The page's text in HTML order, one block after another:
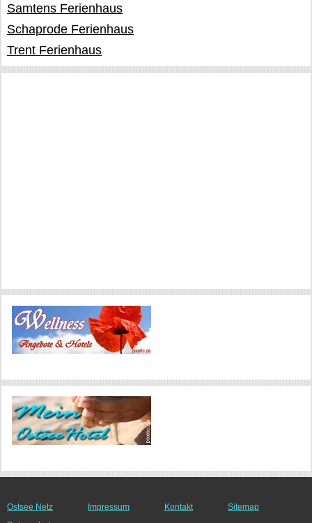
Samtens Ferienhaus
Schaprode Ferienhaus
Trent Ferienhaus
Ostsee Netz Impressum Kontakt
Sitemap